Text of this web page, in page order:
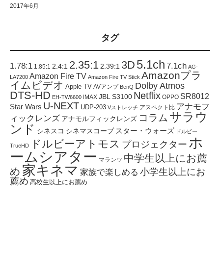
2017年6月
タグ
1.78:1 1.85:1 2.4:1 2.35:12.39:1 3D 5.1ch 7.1ch AG-
LA7200 Amazon Fire TV Amazon Fire TV Stick Amazonプラ
イムビデオ Apple TV AVアンプ BenQ Dolby Atmos
DTS-HD EH-TW6600 IMAX JBL S3100 Netflix OPPO SR8012
Star Wars U-NEXT UDP-203 Vストレッチ アスペクト比 アナモフ
ィックレンズ アナモルフィックレンズ コラム サラウ
ンド シネスコ シネマスコープ スター・ウォーズ ドルビー
TrueHD ドルビーアトモス プロジェクター ホ
ームシアター マランツ 中学生以上にお薦
め 家キネマ 家族で楽しめる 小学生以上にお
薦め 高校生以上にお薦め